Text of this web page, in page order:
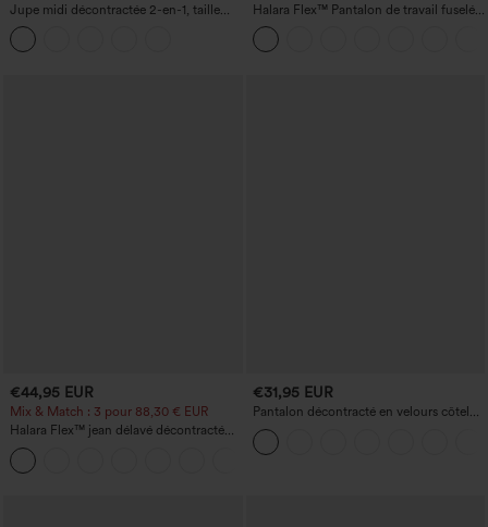
Jupe midi décontractée 2-en-1, taille
haute à effet gainant, froncée avec
ourlet arrondi, en polaire et PU
Halara Flex™ Pantalon de travail fuselé,
uni, taille haute, avec poches
€44,95 EUR
Mix & Match : 3 pour 88,30 € EUR
Halara Flex™ jean délavé décontracté
taille haute à poches, coupe baggy à
jambe large
€31,95 EUR
Pantalon décontracté en velours côtelé,
taille mi-haute, poche zippée